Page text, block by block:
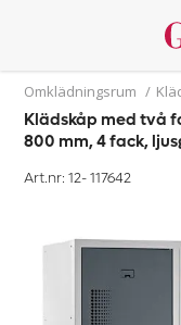
Omklädningsrum /
Klädskåp med två
800 mm, 4 fack,
Art.nr: 12-117642